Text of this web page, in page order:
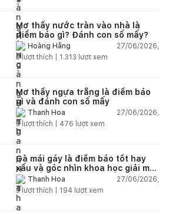
Mơ thấy nước tràn vào nhà là
điềm báo gì? Đánh con số mấy?
Hoàng Hằng
27/06/2026,
3lượt thích | 1.313 lượt xem
Mơ thấy ngựa trắng là điềm báo
gì và đánh con số mấy
Thanh Hoa
27/06/2026,
3lượt thích | 476 lượt xem
Gà mái gáy là điềm báo tốt hay
xấu và góc nhìn khoa học giải mã
chi tiết
Thanh Hoa
27/06/2026,
3lượt thích | 194 lượt xem